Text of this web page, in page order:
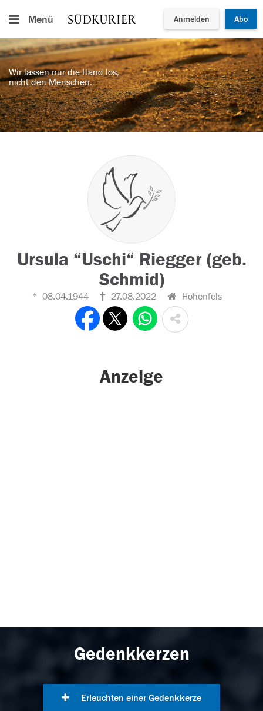
Menü Anmelden Abo
Wir lassen nur die Hand los,
nicht den Menschen.
Ursula “Uschi“ Riegger (geb.
Schmid)
08.04.1944 27.08.2022 Hohenfels
Anzeige
Gedenkkerzen
Erleuchten einer Gedenkkerze